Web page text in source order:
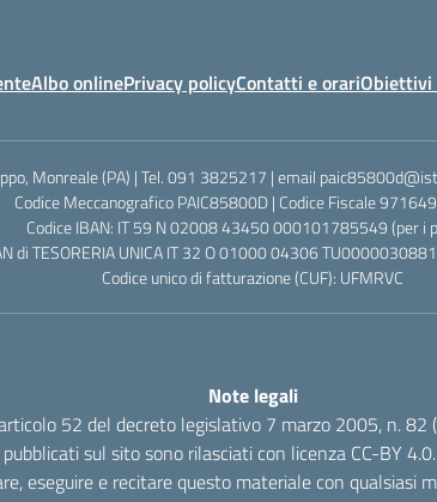
Albo onlinePrivacy policyContatti e orariObiettivi
Monreale (PA) | Tel. 091 3825217 | email
Codice Meccanografico PAIC85800D | Codice Fiscale
Codice IBAN: IT 59 N 02008 43450 000101785549 (per i
di TESORERIA UNICA IT 32 O 01000 04306
Codice unico di fatturazione (CUF): UFMRVC
Note legali
52 del decreto legislativo 7 marzo 2005, n.
sul sito sono rilasciati con licenza CC-BY
eseguire e recitare questo materiale con